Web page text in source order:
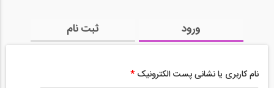
ورود ثبت نام
نام کاربری یا نشانی پست الکترونیک *